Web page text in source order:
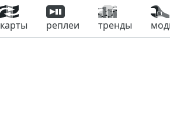
карты реплеи тренды